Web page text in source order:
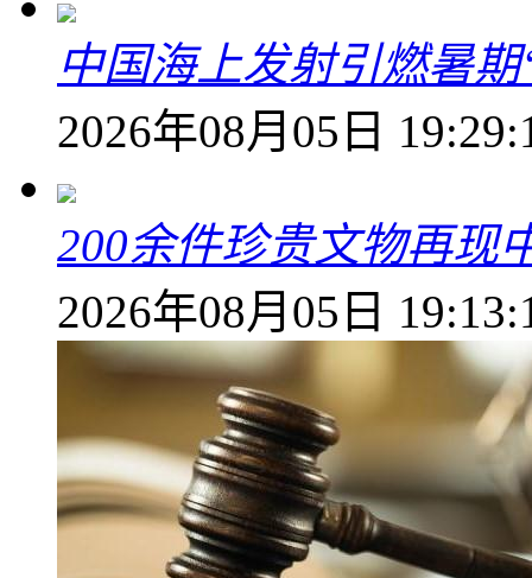
中国海上发射引燃暑
2026年08月05日
200余件珍贵文物再现
2026年08月05日